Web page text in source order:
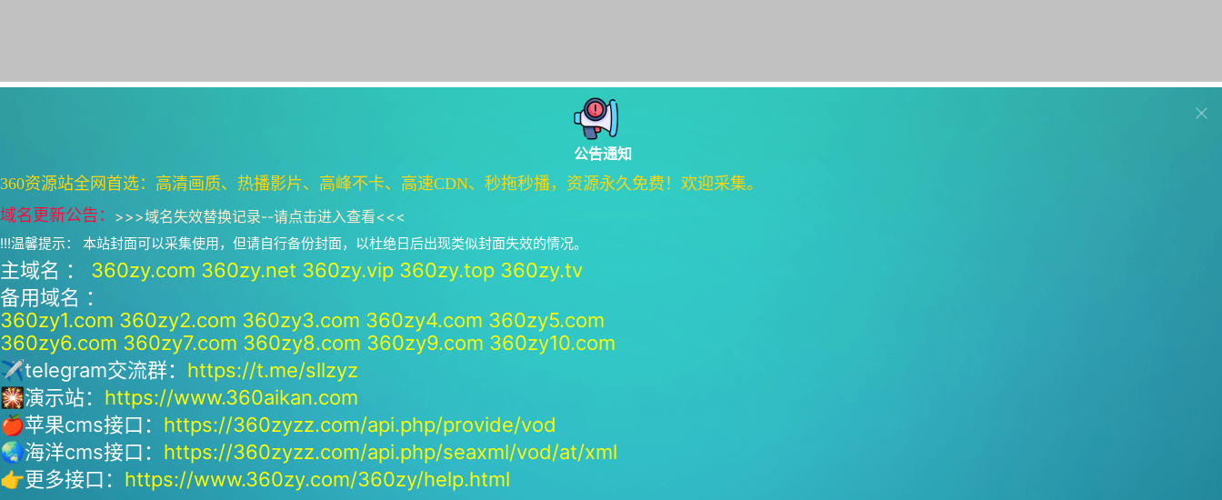
公告通知
360资源站全网首选：高清画质、热播影片、高峰不卡、高速CDN、秒拖秒播，资源永久免费！欢迎采集。
域名更新公告： >>>域名失效替换记录--请点击进入查看<<<
!!!温馨提示： 本站封面可以采集使用，但请自行备份封面，以杜绝日后出现类似封面失效的情况。
主域名 ： 360zy.com 360zy.net 360zy.vip 360zy.top 360zy.tv
备用域名 ：
360zy1.com 360zy2.com 360zy3.com 360zy4.com 360zy5.com
360zy6.com 360zy7.com 360zy8.com 360zy9.com 360zy10.com
✈telegram交流群： https://t.me/sllzyz
🎇演示站： https://www.360aikan.com
🍎苹果cms接口： https://360zyzz.com/api.php/provide/vod
🌏海洋cms接口： https://360zyzz.com/api.php/seaxml/vod/at/xml
👉更多接口： https://www.360zy.com/360zy/help.html